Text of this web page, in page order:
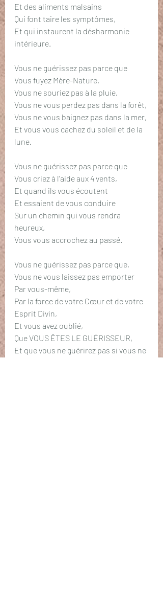
Et des aliments malsains
Qui font taire les symptômes,
Et qui instaurent la désharmonie
intérieure.
Vous ne guérissez pas parce que
Vous fuyez Mère-Nature,
Vous ne souriez pas à la pluie,
Vous ne vous perdez pas dans la forêt,
Vous ne vous baignez pas dans la mer,
Et vous vous cachez du soleil et de la
lune.
Vous ne guérissez pas parce que
Vous criez à l'aide aux 4 vents,
Et quand ils vous écoutent
Et essaient de vous conduire
Sur un chemin qui vous rendra
heureux,
Vous vous accrochez au passé.
Vous ne guérissez pas parce que,
Vous ne vous laissez pas emporter
Par vous-même,
Par la force de votre Cœur et de votre
Esprit Divin,
Et vous avez oublié,
Que VOUS ÊTES LE GUÉRISSEUR,
Et que vous ne guérirez pas si vous ne